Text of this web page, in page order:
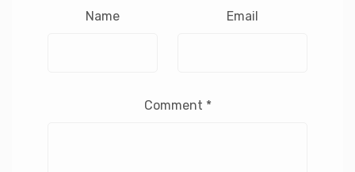
Name Email
Comment *